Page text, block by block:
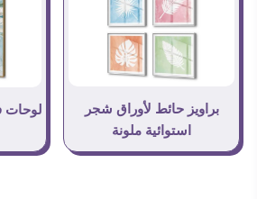
براويز حائط لأوراق شجر
استوائية ملونة
لوحات